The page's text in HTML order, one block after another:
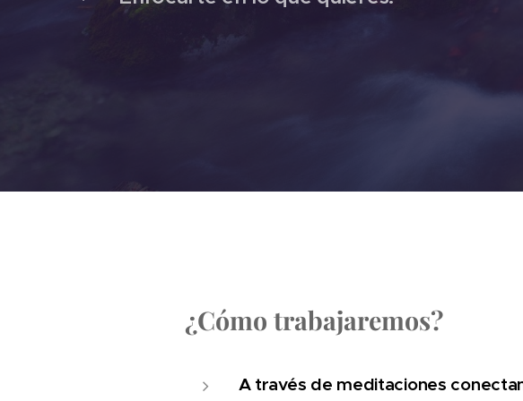
¿Cómo trabajaremos?
A través de meditaciones